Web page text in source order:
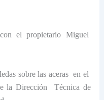
el propietario Miguel
sobre las aceras en el
la Dirección Técnica de